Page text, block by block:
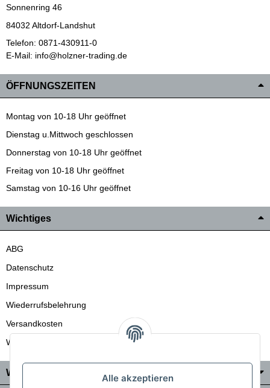
Sonnenring 46
84032 Altdorf-Landshut
Telefon: 0871-430911-0
E-Mail: info@holzner-trading.de
ÖFFNUNGSZEITEN
Montag von 10-18 Uhr geöffnet
Dienstag u.Mittwoch geschlossen
Donnerstag von 10-18 Uhr geöffnet
Freitag von 10-18 Uhr geöffnet
Samstag von 10-16 Uhr geöffnet
Wichtiges
ABG
Datenschutz
Impressum
Wiederrufsbelehrung
Versandkosten
Wir liefern auch in die Schweiz
Wo Sie uns finden Alle akzeptieren